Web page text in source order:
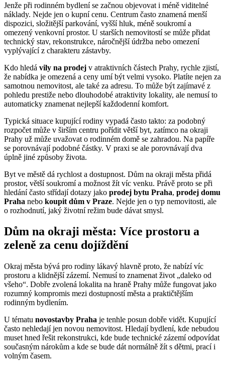
Jenže při rodinném bydlení se začnou objevovat i méně viditelné
náklady. Nejde jen o kupní cenu. Centrum často znamená menší
dispozici, složitější parkování, vyšší hluk, méně soukromí a
omezený venkovní prostor. U starších nemovitostí se může přidat
technický stav, rekonstrukce, náročnější údržba nebo omezení
vyplývající z charakteru zástavby.
Kdo hledá vily na prodej v atraktivních částech Prahy, rychle zjistí,
že nabídka je omezená a ceny umí být velmi vysoko. Platíte nejen za
samotnou nemovitost, ale také za adresu. To může být zajímavé z
pohledu prestiže nebo dlouhodobé atraktivity lokality, ale nemusí to
automaticky znamenat nejlepší každodenní komfort.
Typická situace kupující rodiny vypadá často takto: za podobný
rozpočet může v širším centru pořídit větší byt, zatímco na okraji
Prahy už může uvažovat o rodinném domě se zahradou. Na papíře
se porovnávají podobné částky. V praxi se ale porovnávají dva
úplně jiné způsoby života.
Byt ve městě dá rychlost a dostupnost. Dům na okraji města přidá
prostor, větší soukromí a možnost žít víc venku. Právě proto se při
hledání často střídají dotazy jako prodej bytu Praha, prodej domu
Praha nebo koupit dům v Praze. Nejde jen o typ nemovitosti, ale
o rozhodnutí, jaký životní režim bude dávat smysl.
Dům na okraji města: Více prostoru a
zeleně za cenu dojíždění
Okraj města bývá pro rodiny lákavý hlavně proto, že nabízí víc
prostoru a klidnější zázemí. Nemusí to znamenat život „daleko od
všeho“. Dobře zvolená lokalita na hraně Prahy může fungovat jako
rozumný kompromis mezi dostupností města a praktičtějším
rodinným bydlením.
U tématu novostavby Praha je tenhle posun dobře vidět. Kupující
často nehledají jen novou nemovitost. Hledají bydlení, kde nebudou
muset hned řešit rekonstrukci, kde bude technické zázemí odpovídat
současným nárokům a kde se bude dát normálně žít s dětmi, prací i
volným časem.